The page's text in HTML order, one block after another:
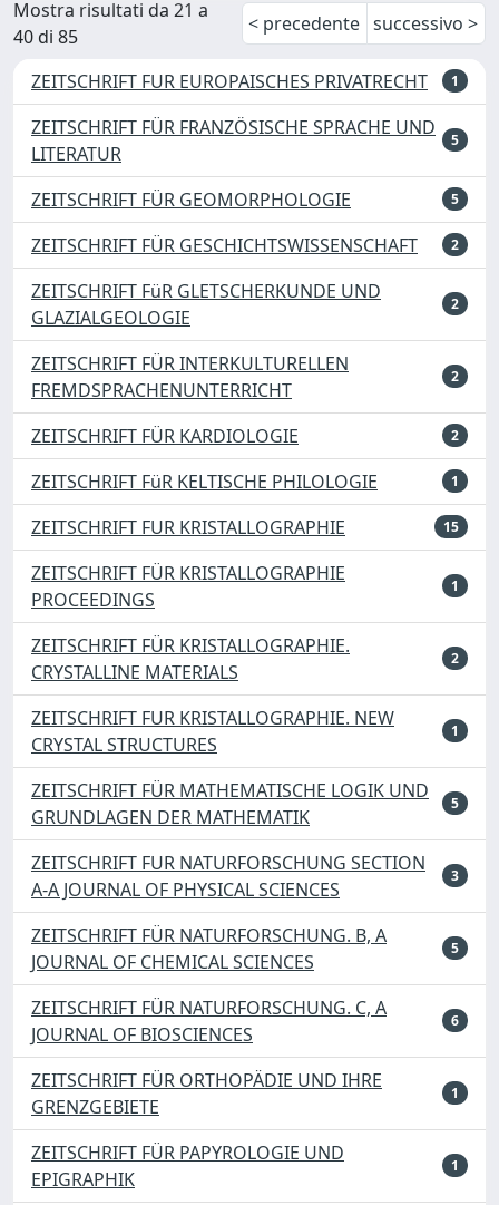
Mostra risultati da 21 a
40 di 85
< precedente successivo >
ZEITSCHRIFT FUR EUROPAISCHES PRIVATRECHT 1
ZEITSCHRIFT FÜR FRANZÖSISCHE SPRACHE UND
LITERATUR
5
ZEITSCHRIFT FÜR GEOMORPHOLOGIE 5
ZEITSCHRIFT FÜR GESCHICHTSWISSENSCHAFT 2
ZEITSCHRIFT FüR GLETSCHERKUNDE UND
GLAZIALGEOLOGIE
2
ZEITSCHRIFT FÜR INTERKULTURELLEN
FREMDSPRACHENUNTERRICHT
2
ZEITSCHRIFT FÜR KARDIOLOGIE 2
ZEITSCHRIFT FüR KELTISCHE PHILOLOGIE 1
ZEITSCHRIFT FUR KRISTALLOGRAPHIE 15
ZEITSCHRIFT FÜR KRISTALLOGRAPHIE
PROCEEDINGS
1
ZEITSCHRIFT FÜR KRISTALLOGRAPHIE.
CRYSTALLINE MATERIALS
2
ZEITSCHRIFT FUR KRISTALLOGRAPHIE. NEW
CRYSTAL STRUCTURES
1
ZEITSCHRIFT FÜR MATHEMATISCHE LOGIK UND
GRUNDLAGEN DER MATHEMATIK
5
ZEITSCHRIFT FUR NATURFORSCHUNG SECTION
A-A JOURNAL OF PHYSICAL SCIENCES
3
ZEITSCHRIFT FÜR NATURFORSCHUNG. B, A
JOURNAL OF CHEMICAL SCIENCES
5
ZEITSCHRIFT FÜR NATURFORSCHUNG. C, A
JOURNAL OF BIOSCIENCES
6
ZEITSCHRIFT FÜR ORTHOPÄDIE UND IHRE
GRENZGEBIETE
1
ZEITSCHRIFT FÜR PAPYROLOGIE UND
EPIGRAPHIK
1